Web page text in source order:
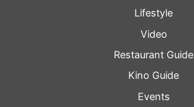
Lifestyle
Video
Restaurant Guide
Kino Guide
Events